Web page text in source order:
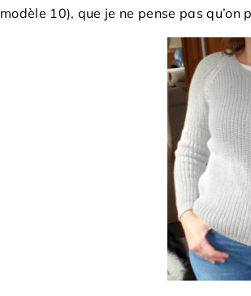
modèle 10), que je ne pense pas qu’on